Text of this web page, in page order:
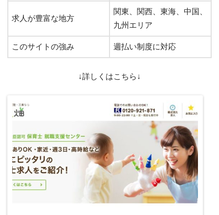
求人が豊富な地方
関東、関西、東海、中国、
九州エリア
このサイトの強み 週払い制度に対応
↓詳しくはこちら↓